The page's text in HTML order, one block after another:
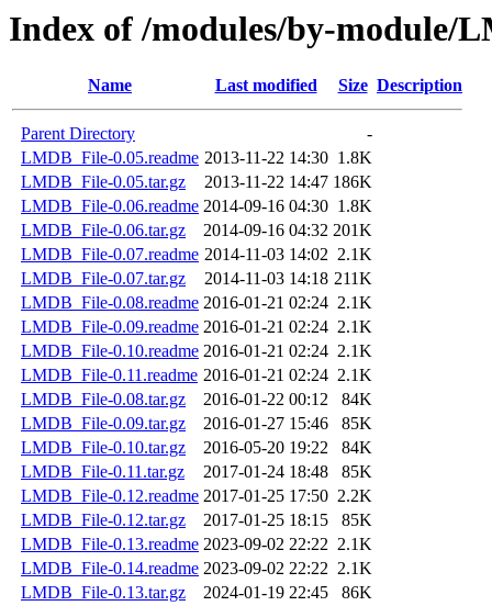
Index of /modules/by-module/
Name Last modified Size Description
Parent Directory
-
LMDB_File-0.05.readme 2013-11-22 14:30 1.8K
LMDB_File-0.05.tar.gz
2013-11-22 14:47 186K
LMDB_File-0.06.readme 2014-09-16 04:30 1.8K
LMDB_File-0.06.tar.gz
2014-09-16 04:32 201K
LMDB_File-0.07.readme 2014-11-03 14:02 2.1K
LMDB_File-0.07.tar.gz
2014-11-03 14:18 211K
LMDB_File-0.08.readme 2016-01-21 02:24 2.1K
LMDB_File-0.09.readme 2016-01-21 02:24 2.1K
LMDB_File-0.10.readme 2016-01-21 02:24 2.1K
LMDB_File-0.11.readme 2016-01-21 02:24 2.1K
LMDB_File-0.08.tar.gz
2016-01-22 00:12
84K
LMDB_File-0.09.tar.gz
2016-01-27 15:46
85K
LMDB_File-0.10.tar.gz
2016-05-20 19:22
84K
LMDB_File-0.11.tar.gz
2017-01-24 18:48
85K
LMDB_File-0.12.readme 2017-01-25 17:50 2.2K
LMDB_File-0.12.tar.gz
2017-01-25 18:15
85K
LMDB_File-0.13.readme 2023-09-02 22:22 2.1K
LMDB_File-0.14.readme 2023-09-02 22:22 2.1K
LMDB_File-0.13.tar.gz
2024-01-19 22:45
86K